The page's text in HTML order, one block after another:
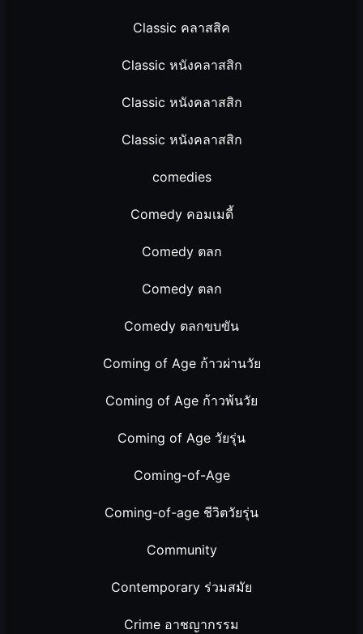
Classic คลาสสิค
Classic หนังคลาสสิก
Classic หนังคลาสสิก
Classic หนังคลาสสิก
comedies
Comedy คอมเมดี้
Comedy ตลก
Comedy ตลก
Comedy ตลกขบขัน
Coming of Age ก้าวผ่านวัย
Coming of Age ก้าวพ้นวัย
Coming of Age วัยรุ่น
Coming-of-Age
Coming-of-age ชีวิตวัยรุ่น
Community
Contemporary ร่วมสมัย
Crime อาชญากรรม